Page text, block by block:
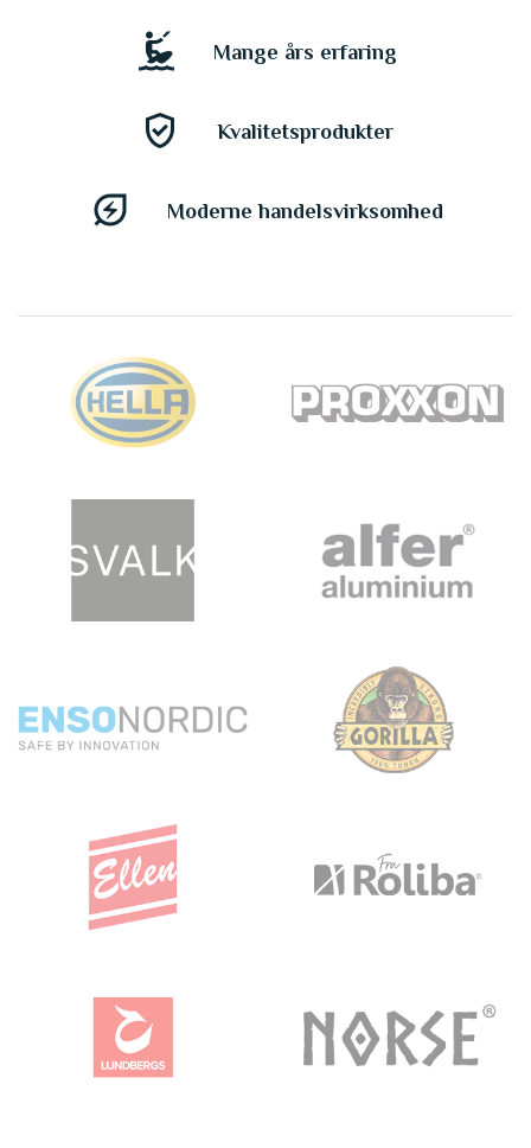
kitesurfing Mange års erfaring
gpp_good Kvalitetsprodukter
energy_savings_leaf Moderne handelsvirksomhed